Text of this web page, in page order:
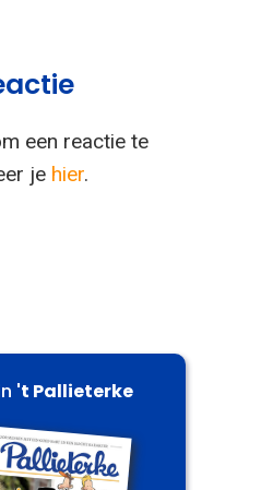
een reactie te
je hier.
't Pallieterke